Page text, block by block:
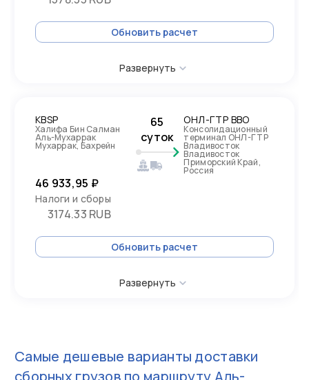
Обновить расчет
Развернуть
KBSP
Халифа Бин Салман
Аль-Мухаррак
Мухаррак, Бахрейн
65
суток
ОНЛ-ГТР ВВО
Консолидационный
терминал ОНЛ-ГТР
Владивосток
Владивосток
Приморский Край,
Россия
46 933,95 ₽
Налоги и сборы
3174.33 RUB
Обновить расчет
Развернуть
Самые дешевые варианты доставки
сборных грузов по маршрутуАль-